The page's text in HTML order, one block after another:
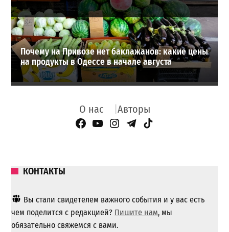
Почему на Привозе нет баклажанов: какие цены
на продукты в Одессе в начале августа
О нас Авторы
Facebook Page
YouTube
Instagram
Telegram
TikTok
КОНТАКТЫ
Вы стали свидетелем важного события и у вас есть
чем поделится с редакцией? Пишите нам, мы
обязательно свяжемся с вами.